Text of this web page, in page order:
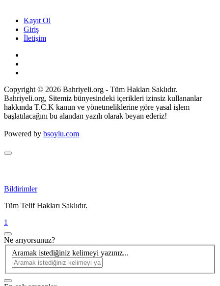
Kayıt Ol
Giriş
İletişim
Copyright © 2026 Bahriyeli.org - Tüm Hakları Saklıdır.
Bahriyeli.org, Sitemiz bünyesindeki içerikleri izinsiz kullananlar
hakkında T.C.K kanun ve yönetmeliklerine göre yasal işlem
başlatılacağını bu alandan yazılı olarak beyan ederiz!
Powered by bsoylu.com
Bildirimler
Tüm Telif Hakları Saklıdır.
1
Ne arıyorsunuz?
Aramak istediğiniz kelimeyi yazınız...